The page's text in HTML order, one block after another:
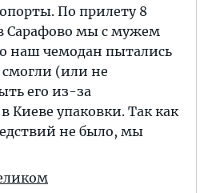
По прилету 8
Сарафово мы с мужем
наш чемодан пытались
(или не
его из-за
Киеве упаковки. Так как
не было, мы